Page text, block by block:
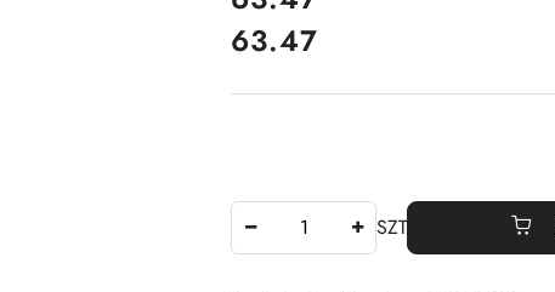
Cena:
63.47
SZT